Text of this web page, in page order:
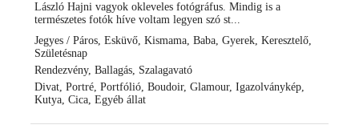
László Hajni vagyok okleveles fotógráfus. Mindig is a
természetes fotók híve voltam legyen szó st...
Jegyes / Páros, Esküvő, Kismama, Baba, Gyerek, Keresztelő,
Születésnap
Rendezvény, Ballagás, Szalagavató
Divat, Portré, Portfólió, Boudoir, Glamour, Igazolványkép,
Kutya, Cica, Egyéb állat